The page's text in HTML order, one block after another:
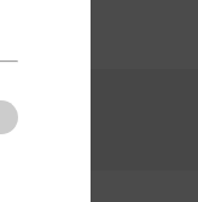
ab